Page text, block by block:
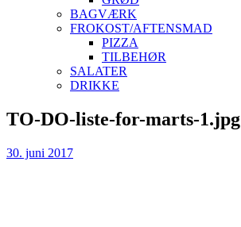
BAGVÆRK
FROKOST/AFTENSMAD
PIZZA
TILBEHØR
SALATER
DRIKKE
Skip
to
TO-DO-liste-for-marts-1.jpg
30. juni 2017